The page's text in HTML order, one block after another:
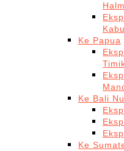
Ke Papua
Ke Bali
Ke